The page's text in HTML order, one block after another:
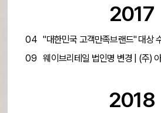
2017
04
"대한민국 고객만족브랜드" 대상
09
웨이브리테일 법인명 변경 | (주)
2018